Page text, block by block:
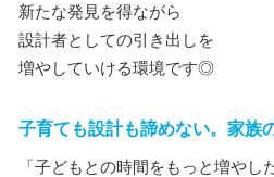
新たな発見を得ながら
設計者としての引き出しを
増やしていける環境です◎
子育ても設計も諦めない。家族
「子どもとの時間をもっと増やし